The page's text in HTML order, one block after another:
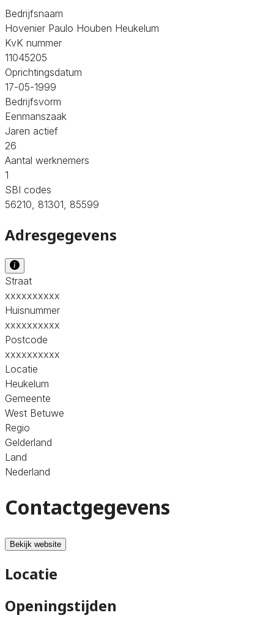
Bedrijfsnaam
Hovenier Paulo Houben Heukelum
KvK nummer
11045205
Oprichtingsdatum
17-05-1999
Bedrijfsvorm
Eenmanszaak
Jaren actief
26
Aantal werknemers
1
SBI codes
56210, 81301, 85599
Adresgegevens
Straat
xxxxxxxxxx
Huisnummer
xxxxxxxxxx
Postcode
xxxxxxxxxx
Locatie
Heukelum
Gemeente
West Betuwe
Regio
Gelderland
Land
Nederland
Contactgegevens
Bekijk website
Locatie
Openingstijden